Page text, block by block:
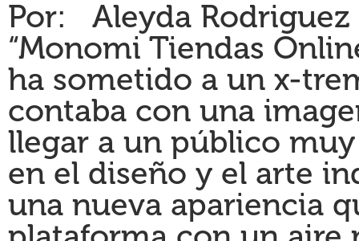
Por: Aleyda Rodriguez
“Monomi Tiendas
ha sometido a un x-
contaba con una
llegar a un público
en el diseño y el arte
una nueva apariencia